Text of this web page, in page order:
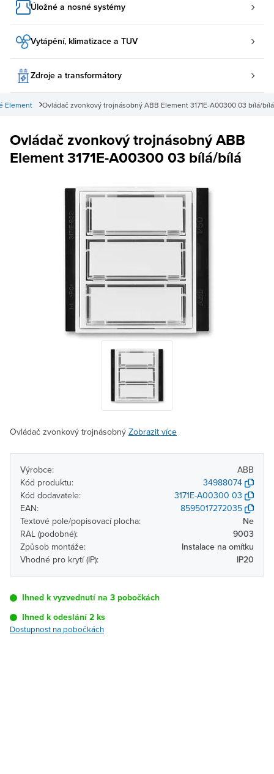
Úložné a nosné systémy
Vytápění, klimatizace a TUV
Zdroje a transformátory
Ovládač zvonkový trojnásobný ABB Element 3171E-A00300 03 bílá/bílá
Element
Ovládač zvonkový trojnásobný ABB
Element 3171E-A00300 03 bílá/bílá
Ovládač zvonkový trojnásobný Zobrazit více
Výrobce:
ABB
Kód produktu:
34988074
Kód dodavatele:
3171E-A00300 03
EAN:
8595017272035
Textové pole/popisovací plocha:
Ne
RAL (podobné):
9003
Způsob montáže:
Instalace na omítku
Vhodné pro krytí (IP):
IP20
Ihned k vyzvednutí na 3 pobočkách
Ihned k odeslání 2 ks
Dostupnost na pobočkách